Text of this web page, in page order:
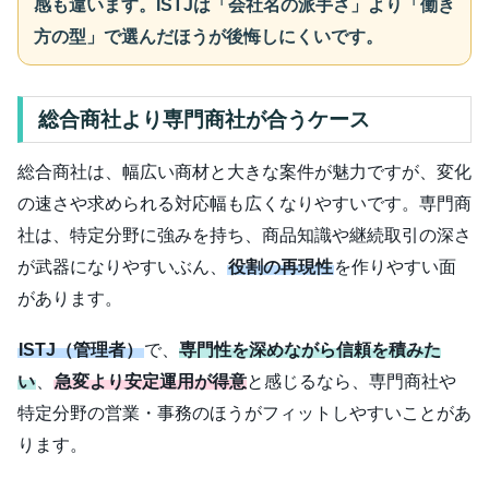
感も違います。ISTJは「会社名の派手さ」より「働き
方の型」で選んだほうが後悔しにくいです。
総合商社より専門商社が合うケース
総合商社は、幅広い商材と大きな案件が魅力ですが、変化
の速さや求められる対応幅も広くなりやすいです。専門商
社は、特定分野に強みを持ち、商品知識や継続取引の深さ
が武器になりやすいぶん、 役割の再現性を作りやすい面
があります。
ISTJ（管理者）で、 専門性を深めながら信頼を積みた
い、 急変より安定運用が得意と感じるなら、専門商社や
特定分野の営業・事務のほうがフィットしやすいことがあ
ります。